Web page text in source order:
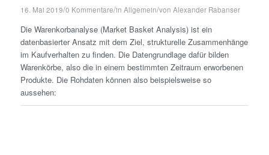
16. Mai 2019/0 Kommentare/in Allgemein/von Alexander Rabanser
Die Warenkorbanalyse (Market Basket Analysis) ist ein
datenbasierter Ansatz mit dem Ziel, strukturelle Zusammenhänge
im Kaufverhalten zu finden. Die Datengrundlage dafür bilden
Warenkörbe, also die in einem bestimmten Zeitraum erworbenen
Produkte. Die Rohdaten können also beispielsweise so
aussehen: